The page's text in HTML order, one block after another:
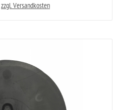
zzgl. Versandkosten